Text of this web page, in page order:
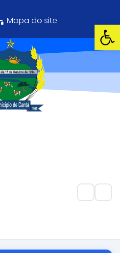
Abrir
Mapa do site